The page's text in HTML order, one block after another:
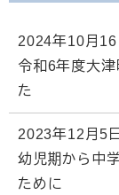
2024年10月
令和6年度大津
た
2023年12月5
幼児期から中
ために